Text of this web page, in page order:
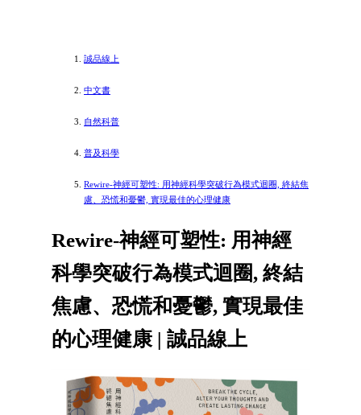
誠品線上
中文書
自然科普
普及科學
Rewire-神經可塑性: 用神經科學突破行為模式迴圈, 終結焦
慮、恐慌和憂鬱, 實現最佳的心理健康
Rewire-神經可塑性: 用神經
科學突破行為模式迴圈, 終結
焦慮、恐慌和憂鬱, 實現最佳
的心理健康 | 誠品線上